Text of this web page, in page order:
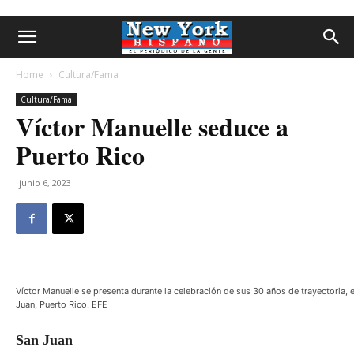
Home Cultura/Fama
Cultura/Fama
Víctor Manuelle seduce a
Puerto Rico
junio 6, 2023
Víctor Manuelle se presenta durante la celebración de sus 30 años de trayectoria,
Juan, Puerto Rico. EFE
San Juan